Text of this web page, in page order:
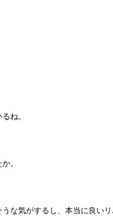
ね。
。
な気がするし、本当に良い